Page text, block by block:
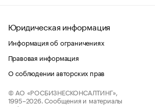
Юридическая информация
Информация об ограничениях
Правовая информация
О соблюдении авторских прав
© АО «РОСБИЗНЕСКОНСАЛТИНГ»,
1995–2026. Сообщения и материалы